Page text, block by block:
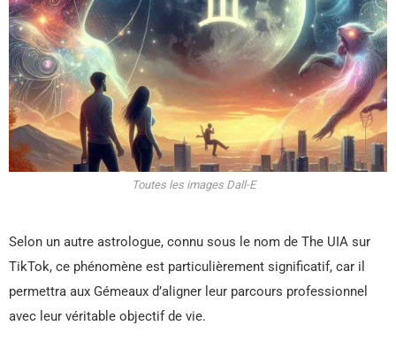
Toutes les images Dall-E
Selon un autre astrologue, connu sous le nom de The UIA sur
TikTok, ce phénomène est particulièrement significatif, car il
permettra aux Gémeaux d’aligner leur parcours professionnel
avec leur véritable objectif de vie.